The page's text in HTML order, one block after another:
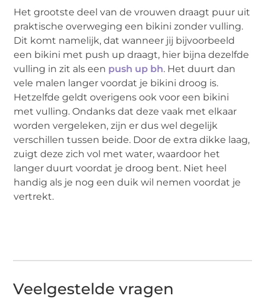
Het grootste deel van de vrouwen draagt puur uit
praktische overweging een bikini zonder vulling.
Dit komt namelijk, dat wanneer jij bijvoorbeeld
een bikini met push up draagt, hier bijna dezelfde
vulling in zit als een push up bh. Het duurt dan
vele malen langer voordat je bikini droog is.
Hetzelfde geldt overigens ook voor een bikini
met vulling. Ondanks dat deze vaak met elkaar
worden vergeleken, zijn er dus wel degelijk
verschillen tussen beide. Door de extra dikke laag,
zuigt deze zich vol met water, waardoor het
langer duurt voordat je droog bent. Niet heel
handig als je nog een duik wil nemen voordat je
vertrekt.
Veelgestelde vragen